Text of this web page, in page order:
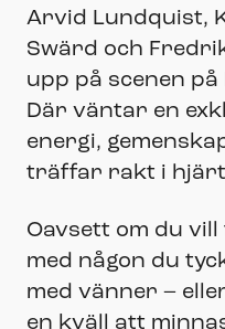
Arvid Lundquist,
Swärd och
upp på scenen på
Där väntar en
energi,
träffar rakt i
Oavsett om du
med någon du
med vänner –
en kväll att